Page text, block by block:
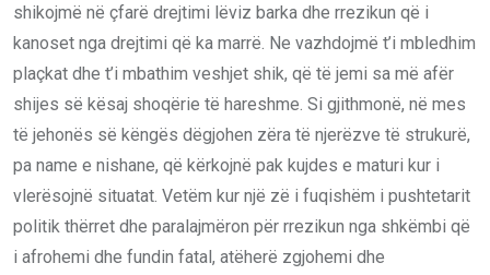
shikojmë në çfarë drejtimi lëviz barka dhe rrezikun që i
kanoset nga drejtimi që ka marrë. Ne vazhdojmë t’i mbledhim
plaçkat dhe t’i mbathim veshjet shik, që të jemi sa më afër
shijes së kësaj shoqërie të hareshme. Si gjithmonë, në mes
të jehonës së këngës dëgjohen zëra të njerëzve të strukurë,
pa name e nishane, që kërkojnë pak kujdes e maturi kur i
vlerësojnë situatat. Vetëm kur një zë i fuqishëm i pushtetarit
politik thërret dhe paralajmëron për rrezikun nga shkëmbi që
i afrohemi dhe fundin fatal, atëherë zgjohemi dhe